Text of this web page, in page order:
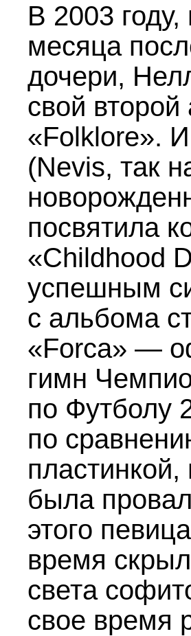
В 2003 году,
месяца
дочери,
свой
«Folklore».
(Nevis, так
посвятила
«Childhood
успешным
с альбома
«Forca» —
гимн
по Футболу
по
пластинкой,
была
этого
время
света
свое время